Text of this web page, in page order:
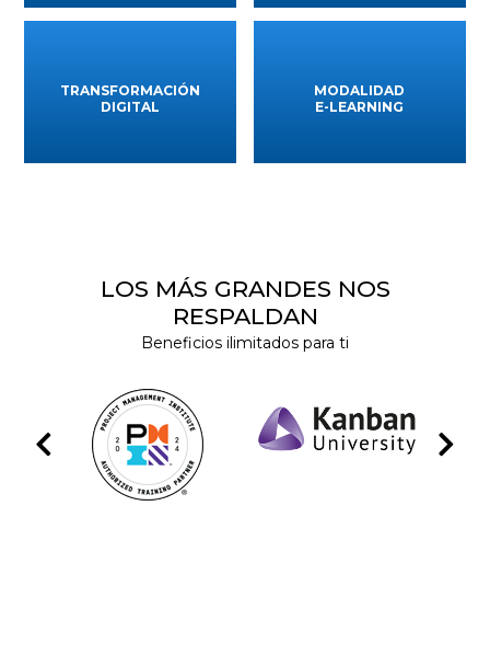
TRANSFORMACIÓN
DIGITAL
MODALIDAD
E-LEARNING
LOS MÁS GRANDES NOS
RESPALDAN
Beneficios ilimitados para ti